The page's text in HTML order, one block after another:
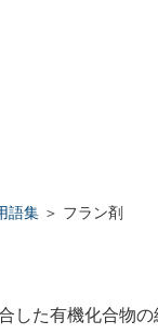
語集 ＞ フラン剤
した有機化合物の